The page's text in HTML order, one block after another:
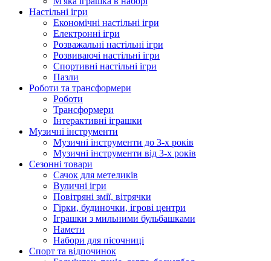
Настільні ігри
Економічні настільні ігри
Електронні ігри
Розважальні настільні ігри
Розвиваючі настільні ігри
Спортивні настільні ігри
Пазли
Роботи та трансформери
Роботи
Трансформери
Інтерактивні іграшки
Музичні інструменти
Музичні інструменти до 3-х років
Музичні інструменти від 3-х років
Сезонні товари
Сачок для метеликів
Вуличні ігри
Повітряні змії, вітрячки
Гірки, будиночки, ігрові центри
Іграшки з мильними бульбашками
Намети
Набори для пісочниці
Спорт та відпочинок